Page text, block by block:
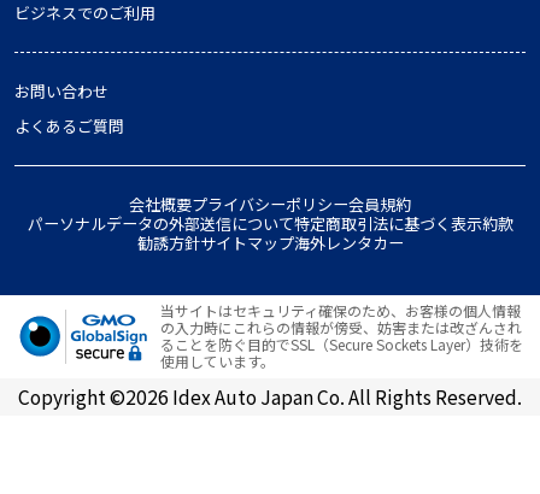
ビジネスでのご利用
お問い合わせ
よくあるご質問
会社概要プライバシーポリシー会員規約
パーソナルデータの外部送信について特定商取引法に基づく表示約款
勧誘方針サイトマップ海外レンタカー
当サイトはセキュリティ確保のため、お客様の個人情報
の入力時にこれらの情報が傍受、妨害または改ざんされ
ることを防ぐ目的でSSL（Secure Sockets Layer）技術を
使用しています。
Copyright ©2026 Idex Auto Japan Co. All Rights Reserved.